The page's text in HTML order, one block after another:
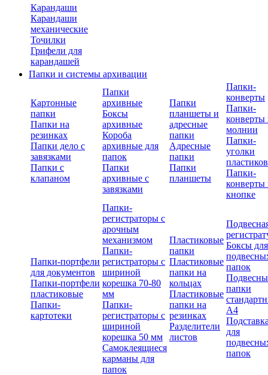
Карандаши
Карандаши
механические
Точилки
Грифели для
карандашей
Папки и системы архивации
Картонные
папки
Папки на
резинках
Папки дело с
завязками
Папки с
клапаном
Папки
архивные
Боксы
архивные
Короба
архивные для
папок
Папки
архивные с
завязками
Папки
планшеты и
адресные
папки
Адресные
папки
Папки
планшеты
Папки-
конверты
Папки-
конверты
молнии
Папки-
уголки
Папки-
конверты
кнопке
Папки-портфели
для документов
Папки-портфели
пластиковые
Папки-
картотеки
Папки-
регистраторы с
арочным
механизмом
Папки-
регистраторы с
шириной
корешка 70-80
мм
Папки-
регистраторы с
шириной
корешка 50 мм
Самоклеящиеся
карманы для
папок
Пластиковые
папки
Пластиковые
папки на
кольцах
Пластиковые
папки на
резинках
Разделители
листов
Боксы для
папок
папки
А4
для
папок